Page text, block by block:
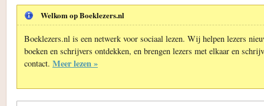
Welkom op Boeklezers.nl
Boeklezers.nl is een netwerk voor sociaal lezen. Wij helpen lezers
boeken en schrijvers ontdekken, en brengen lezers met elkaar en
contact. Meer lezen »